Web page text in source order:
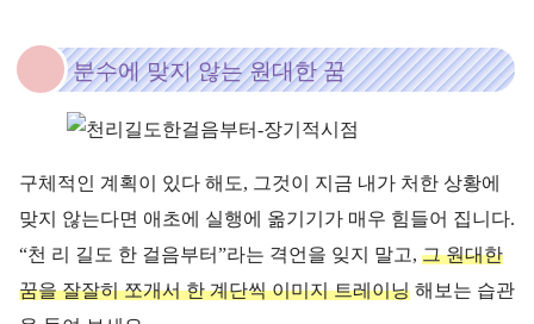
분수에 맞지 않는 원대한 꿈
구체적인 계획이 있다 해도, 그것이 지금 내가 처한 상황에
맞지 않는다면 애초에 실행에 옮기기가 매우 힘들어 집니다.
“천 리 길도 한 걸음부터”라는 격언을 잊지 말고, 그 원대한
꿈을 잘잘히 쪼개서 한 계단씩 이미지 트레이닝 해보는 습관